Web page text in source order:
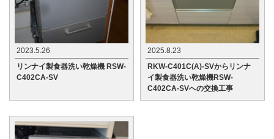
2023.5.26
リンナイ製食器洗い乾燥機 RSW-
C402CA-SV
2025.8.23
RKW-C401C(A)-SVからリンナ
イ製食器洗い乾燥機RSW-
C402CA-SVへの交換工事